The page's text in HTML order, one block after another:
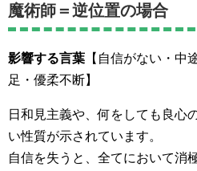
魔術師＝逆位置の場合
影響する言葉 【自信がない・中
足・優柔不断】
日和見主義や、何をしても良心
い性質が示されています。
自信を失うと、全てにおいて消